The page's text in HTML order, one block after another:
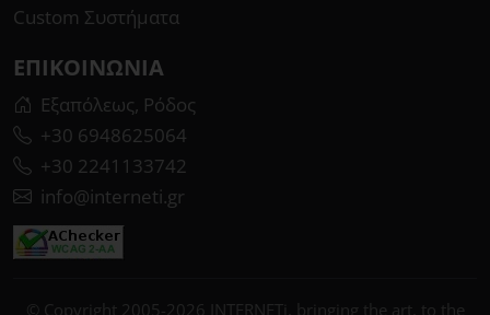
Custom Συστήματα
ΕΠΙΚΟΙΝΩΝΊΑ
Εξαπόλεως, Ρόδος
+30 6948625064
+30 2241133742
info@interneti.gr
© Copyright 2005-2026 INTERNETi, bringing the art, to the